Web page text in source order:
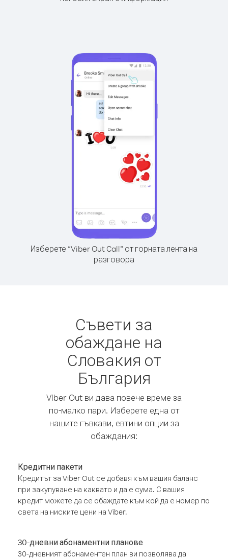
Изберете “Viber Out Call” от горната лента на
разговора
Съвети за
обаждане на
Словакия от
България
Viber Out ви дава повече време за
по-малко пари. Изберете една от
нашите гъвкави, евтини опции за
обаждания:
Кредитни пакети
Кредитът за Viber Out се добавя към вашия баланс
при закупуване на каквато и да е сума. С вашия
кредит можете да се обаждате към кой да е номер по
света на ниските цени на Viber.
30-дневни абонаментни планове
30-дневният абонаментен план ви позволява да